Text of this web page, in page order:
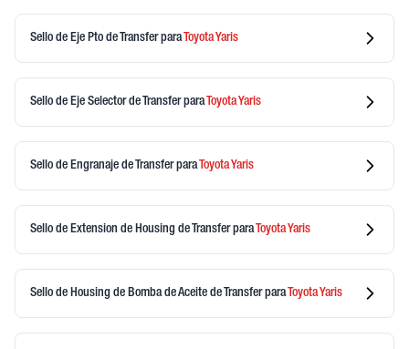
Sello de Eje Pto de TransferparaToyotaYaris
Sello de Eje Selector de TransferparaToyotaYaris
Sello de Engranaje de TransferparaToyotaYaris
Sello de Extension de Housing de TransferparaToyotaYaris
Sello de Housing de Bomba de Aceite de TransferparaToyotaYaris